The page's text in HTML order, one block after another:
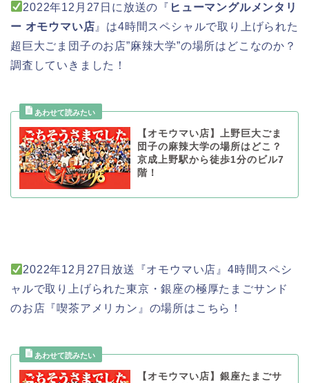
2022年12月27日に放送の『 ヒューマングルメンタリ
ー オモウマい店 』は4時間スペシャルで取り上げられた
超巨大ごま団子のお店”麻辣大学”の場所はどこなのか？
調査していきました！
【オモウマい店】上野巨大ごま
団子の麻辣大学の場所はどこ？
京成上野駅から徒歩1分のビル7
階！
2022年12月27日放送『オモウマい店』4時間スペシ
ャルで取り上げられた東京・銀座の極厚たまごサンド
のお店『喫茶アメリカン』の場所はこちら！
【オモウマい店】銀座たまごサ